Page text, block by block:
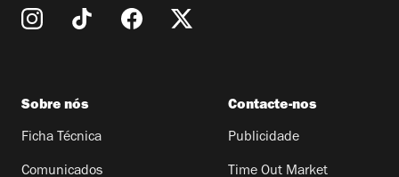
Sobre nós
Ficha Técnica
Comunicados
Contacte-nos
Publicidade
Time Out Market